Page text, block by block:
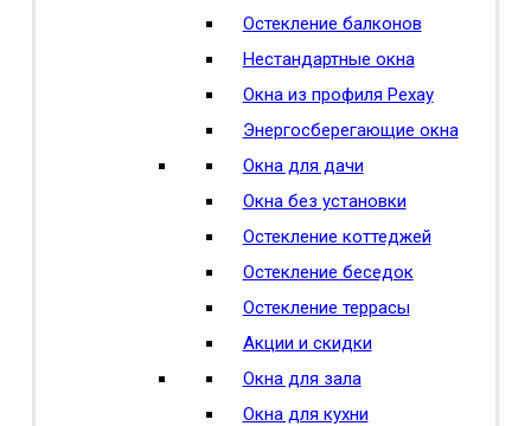
Остекление балконов
Нестандартные окна
Окна из профиля Рехау
Энергосберегающие окна
Окна для дачи
Окна без установки
Остекление коттеджей
Остекление беседок
Остекление террасы
Акции и скидки
Окна для зала
Окна для кухни